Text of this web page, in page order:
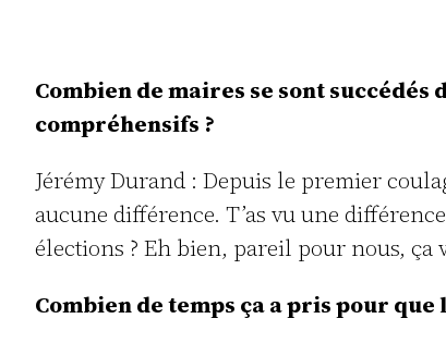
Combien de maires se sont
compréhensifs ?
Jérémy Durand : Depuis le premier
aucune différence. T’as vu une
élections ? Eh bien, pareil pour nous, ça
Combien de temps ça a pris pour